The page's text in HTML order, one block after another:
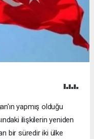
yapmış olduğu
ilişkilerin yeniden
bir süredir iki ülke